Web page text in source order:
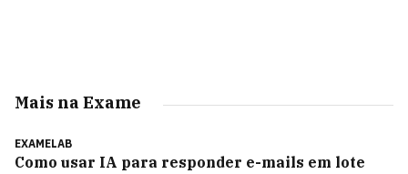
Mais na Exame
EXAMELAB
Como usar IA para responder e-mails em lote